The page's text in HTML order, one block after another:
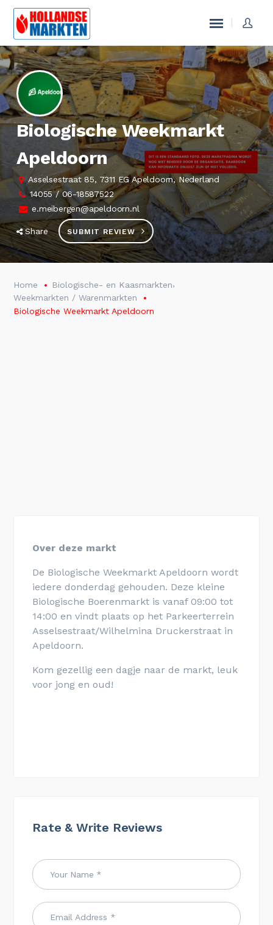
Biologische Weekmarkt
Apeldoorn
Asselsestraat 85, 7311 EG Apeldoorn, Nederland
14055 / 06-18587522
e.meibergen@apeldoorn.nl
Share SUBMIT REVIEW
Home Biologische- en Kaasmarkten,
Weekmarkten / Warenmarkten
Biologische Weekmarkt Apeldoorn
Over deze markt
De Biologische Weekmarkt Apeldoorn wordt
iedere donderdag gehouden. Deze kleine
Biologische Boerenmarkt is vanaf 09:00 tot
14:00 en vindt plaats op het Parkeerterrein
Asselsestraat/Wilhelmina Druckerstraat in
Apeldoorn.
Kom gezellig een dagje naar de markt, leuk
voor jong en oud!
Rate & Write Reviews